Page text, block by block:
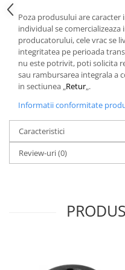
Poza produsului are
individual se
producatorului, cele vrac se
integritatea pe perioada
nu este potrivit, poti solicita
sau rambursarea integrala a
in sectiunea „Retur„.
Informatii conformitate
Caracteristici
Review-uri(0)